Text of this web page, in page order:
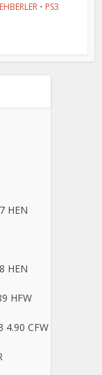
• PS3
HEN
HEN
HFW
4.90 CFW